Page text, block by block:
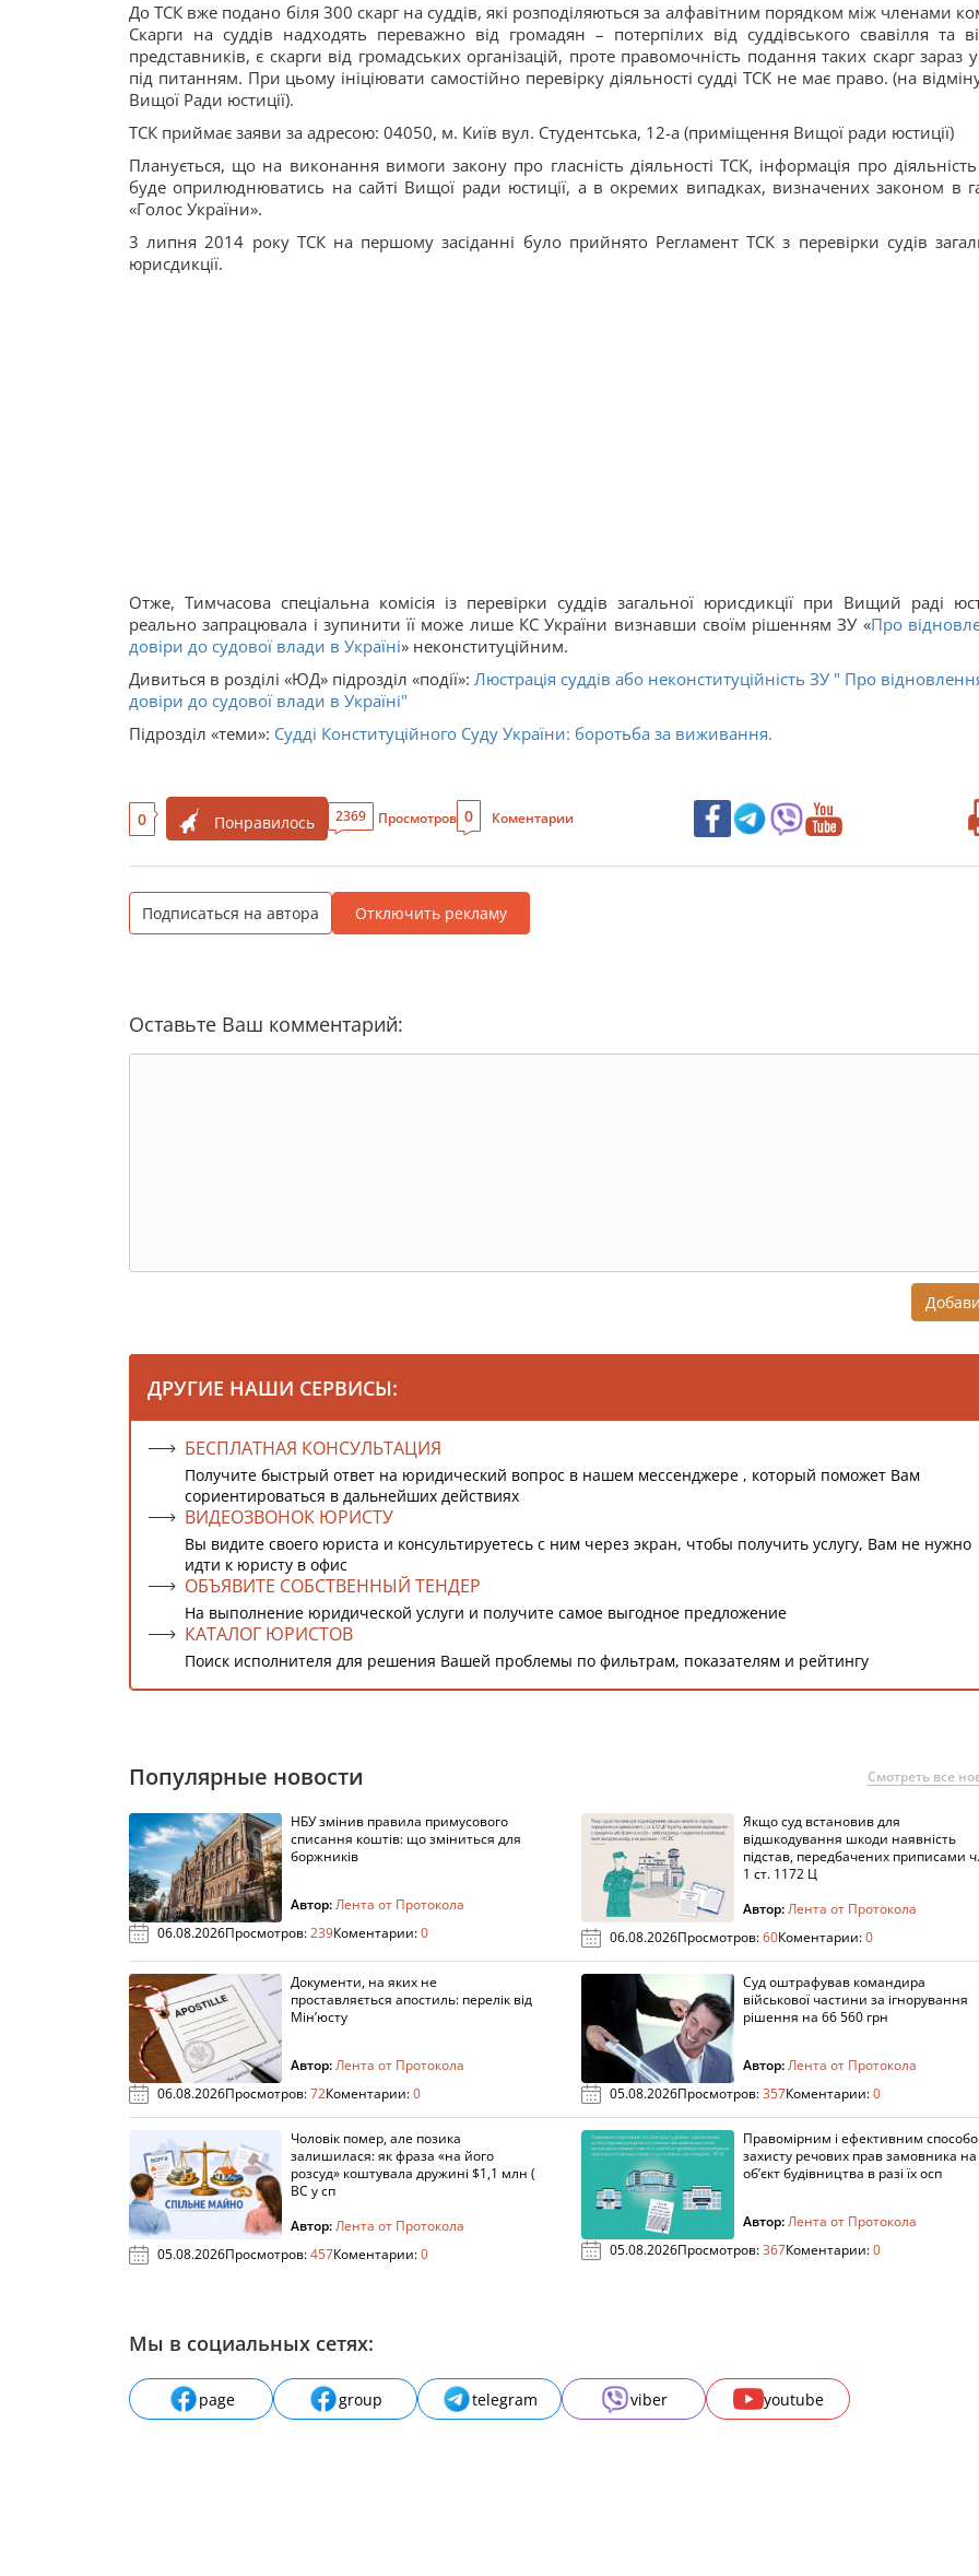
До ТСК вже подано біля 300 скарг на суддів, які розподіляються за алфавітним порядком між членами
Скарги на суддів надходять переважно від громадян – потерпілих від суддівського свавілля та
представників, є скарги від громадських організацій, проте правомочність подання таких скарг зараз
під питанням. При цьому ініціювати самостійно перевірку діяльності судді ТСК не має право. (на
Вищої Ради юстиції).
ТСК приймає заяви за адресою: 04050, м. Київ вул. Студентська, 12-а (приміщення Вищої ради юстиції)
Планується, що на виконання вимоги закону про гласність діяльності ТСК, інформація про
буде оприлюднюватись на сайті Вищої ради юстиції, а в окремих випадках, визначених законом в
«Голос України».
3 липня 2014 року ТСК на першому засіданні було прийнято Регламент ТСК з перевірки судів
юрисдикції.
Отже, Тимчасова спеціальна комісія із перевірки суддів загальної юрисдикції при Вищий раді
реально запрацювала і зупинити її може лише КС України визнавши своїм рішенням ЗУ «Про
довіри до судової влади в Україні» неконституційним.
Дивиться в розділі «ЮД» підрозділ «події»: Люстрація суддів або неконституційність ЗУ " Про
довіри до судової влади в Україні"
Підрозділ «теми»: Судді Конституційного Суду України: боротьба за виживання.
0 Понравилось 2369 Просмотров 0 Коментарии
Подписаться на автора Отключить рекламу
Оставьте Ваш комментарий:
ДРУГИЕ НАШИ СЕРВИСЫ:
БЕСПЛАТНАЯ КОНСУЛЬТАЦИЯ
Получите быстрый ответ на юридический вопрос в нашем мессенджере , который поможет Вам
сориентироваться в дальнейших действиях
ВИДЕОЗВОНОК ЮРИСТУ
Вы видите своего юриста и консультируетесь с ним через экран, чтобы получить услугу, Вам не нужно
идти к юристу в офис
ОБЪЯВИТЕ СОБСТВЕННЫЙ ТЕНДЕР
На выполнение юридической услуги и получите самое выгодное предложение
КАТАЛОГ ЮРИСТОВ
Поиск исполнителя для решения Вашей проблемы по фильтрам, показателям и рейтингу
Популярные новости Смотреть все
НБУ змінив правила примусового
списання коштів: що зміниться для
боржників
Автор:Лента от Протокола
06.08.2026Просмотров:239Коментарии:0
Якщо суд встановив для
відшкодування шкоди наявність
підстав, передбачених приписами ч.
1 ст. 1172 Ц
Автор:Лента от Протокола
06.08.2026Просмотров:60Коментарии:0
Документи, на яких не
проставляється апостиль: перелік від
Мін’юсту
Автор:Лента от Протокола
06.08.2026Просмотров:72Коментарии:0
Суд оштрафував командира
військової частини за ігнорування
рішення на 66 560 грн
Автор:Лента от Протокола
05.08.2026Просмотров:357Коментарии:0
Чоловік помер, але позика
залишилася: як фраза «на його
розсуд» коштувала дружині $1,1 млн (
ВС у сп
Автор:Лента от Протокола
05.08.2026Просмотров:457Коментарии:0
Правомірним і ефективним
захисту речових прав замовника на
об’єкт будівництва в разі їх осп
Автор:Лента от Протокола
05.08.2026Просмотров:367Коментарии:0
Мы в социальных сетях:
page group telegram viber youtube